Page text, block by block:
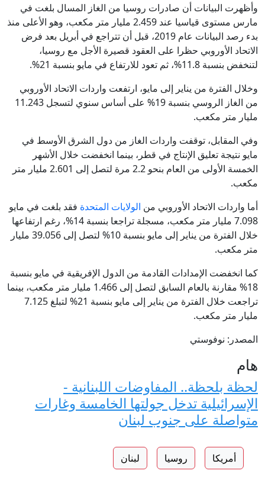
وأظهرت البيانات أن صادرات روسيا من الغاز المسال بلغت في
مارس مستوى قياسيا عند 2.459 مليار متر مكعب، وهو الأعلى منذ
بدء رصد البيانات عام 2019، قبل أن تتراجع في أبريل بعد فرض
الاتحاد الأوروبي حظرا على العقود قصيرة الأجل مع روسيا،
لتنخفض بنسبة 11.8%، ثم تعود للارتفاع في مايو بنسبة 21%.
وخلال الفترة من يناير إلى مايو، ارتفعت واردات الاتحاد الأوروبي
من الغاز الروسي بنسبة 19% على أساس سنوي لتسجل 11.243
مليار متر مكعب.
وفي المقابل، توقفت واردات الغاز من دول الشرق الأوسط في
مايو نتيجة تعليق الإنتاج في قطر، بينما انخفضت خلال الأشهر
الخمسة الأولى من العام بنحو 2.2 مرة لتصل إلى 2.601 مليار متر
مكعب.
أما واردات الاتحاد الأوروبي من الولايات المتحدة فقد بلغت في مايو
7.098 مليار متر مكعب، مسجلة تراجعا بنسبة 14%، رغم ارتفاعها
خلال الفترة من يناير إلى مايو بنسبة 10% لتصل إلى 39.056 مليار
متر مكعب.
كما انخفضت الإمدادات القادمة من الدول الإفريقية في مايو بنسبة
18% مقارنة بالعام السابق لتصل إلى 1.466 مليار متر مكعب، بينما
تراجعت خلال الفترة من يناير إلى مايو بنسبة 21% لتبلغ 7.125
مليار متر مكعب.
المصدر: نوفوستي
هام
لحظة بلحظة.. المفاوضات اللبنانية -
الإسرائيلية تدخل جولتها الخامسة وغارات
متواصلة على جنوب لبنان
أمريكا روسيا لبنان